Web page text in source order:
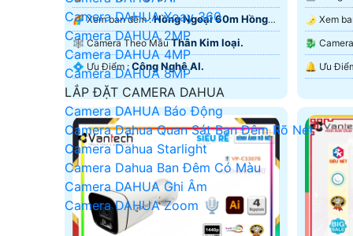
Camera DAHUA Xoay 360
Camera DAHUA 2MP
Camera DAHUA 4MP
Camera DAHUA 8MP
LẮP ĐẶT CAMERA DAHUA
Camera DAHUA Báo Động
Camera Dahua Quan Sát Ban Đêm Rõ Nét
Camera Dahua Starlight
Camera Dahua Ban Đêm Có Màu
Camera DAHUA Ghi Âm
Camera DAHUA Zoom
🌈 Xem ban đêm :Hồng Ngoại 60m Hồng
Ngoại SMD.
🕸️ Camera Theo MẫuThân Kim loại.
️💠 Ưu Điểm : Công Nghệ AI.
Starlight.
🐉️